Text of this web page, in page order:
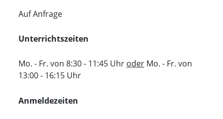
Auf Anfrage
Unterrichtszeiten
Mo. - Fr. von 8:30 - 11:45 Uhr oderMo. - Fr. von
13:00 - 16:15 Uhr
Anmeldezeiten